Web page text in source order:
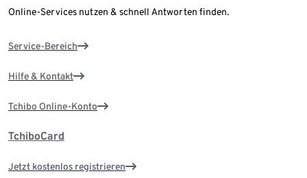
Online-Services nutzen & schnell Antworten finden.
Service-Bereich
Hilfe & Kontakt
Tchibo Online-Konto
TchiboCard
Jetzt kostenlos registrieren